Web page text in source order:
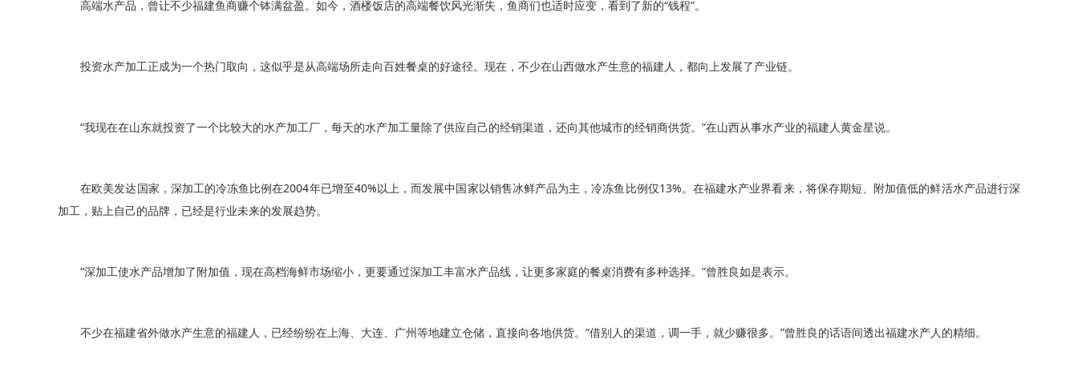
高端水产品，曾让不少福建鱼商赚个钵满盆盈。如今，酒楼饭店的高端餐饮风光渐失，鱼商们也适时应变，看到了新的“钱程”。
投资水产加工正成为一个热门取向，这似乎是从高端场所走向百姓餐桌的好途径。现在，不少在山西做水产生意的福建人，都向上发展了产业链。
“我现在在山东就投资了一个比较大的水产加工厂，每天的水产加工量除了供应自己的经销渠道，还向其他城市的经销商供货。”在山西从事水产业的福建人黄金星说。
在欧美发达国家，深加工的冷冻鱼比例在2004年已增至40%以上，而发展中国家以销售冰鲜产品为主，冷冻鱼比例仅13%。在福建水产业界看来，将保存期短、附加值低的鲜活水产品进行深
加工，贴上自己的品牌，已经是行业未来的发展趋势。
“深加工使水产品增加了附加值，现在高档海鲜市场缩小，更要通过深加工丰富水产品线，让更多家庭的餐桌消费有多种选择。”曾胜良如是表示。
不少在福建省外做水产生意的福建人，已经纷纷在上海、大连、广州等地建立仓储，直接向各地供货。“借别人的渠道，调一手，就少赚很多。”曾胜良的话语间透出福建水产人的精细。